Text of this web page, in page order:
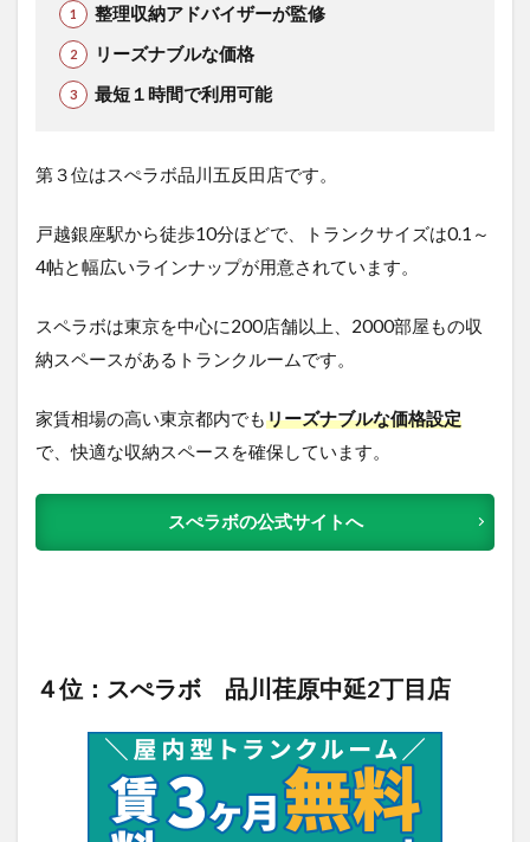
整理収納アドバイザーが監修
リーズナブルな価格
最短１時間で利用可能
第３位はスぺラボ品川五反田店です。
戸越銀座駅から徒歩10分ほどで、トランクサイズは0.1～
4帖と幅広いラインナップが用意されています。
スペラボは東京を中心に200店舗以上、2000部屋もの収
納スペースがあるトランクルームです。
家賃相場の高い東京都内でもリーズナブルな価格設定
で、快適な収納スペースを確保しています。
スぺラボの公式サイトへ
４位：スぺラボ 品川荏原中延2丁目店